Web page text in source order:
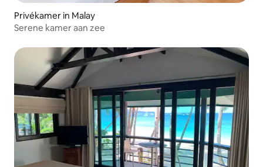
Privékamer in Malay
Serene kamer aan zee